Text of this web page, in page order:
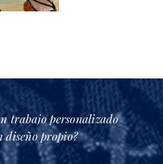
trabajo personalizado
diseño propio?